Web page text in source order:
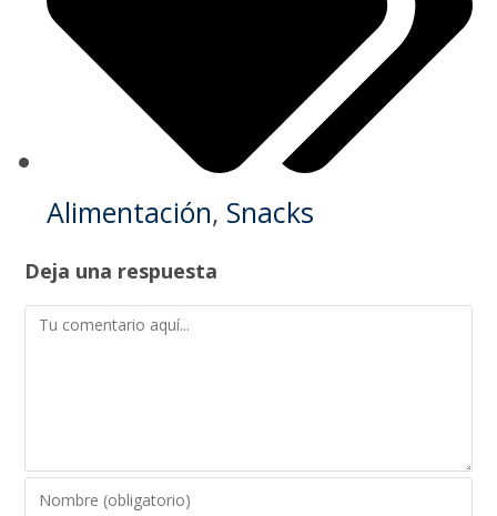
Alimentación, Snacks
Deja una respuesta